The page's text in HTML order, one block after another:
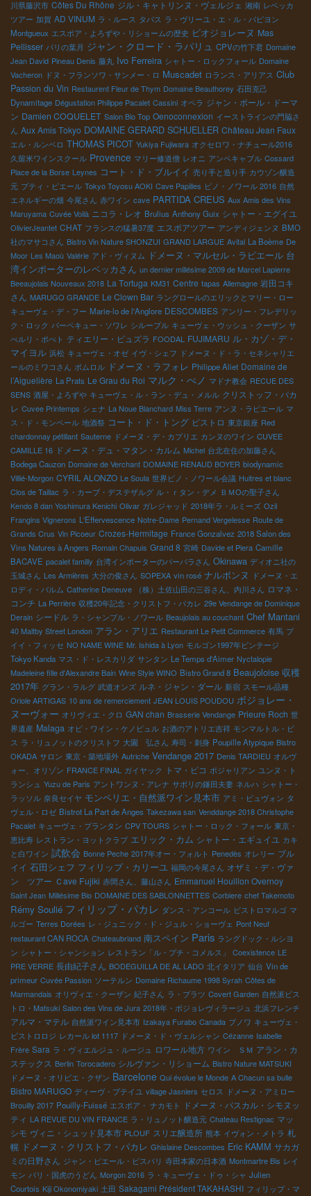
川県藤沢市 Côtes Du Rhône ジル・キャトリンヌ・ヴェルジェ 湘南 レベッカ
ツアー 加賀 AD VINUM ラ・ルース タパス ラ・ヴリーユ・エ・ル・パピヨン
Montgueux エスポア・よろずや・リショームの歴史 ビオジョレーヌ Mas
Pellisser パリの葉月 ジャン・クロード・ラパリュ CPVの竹下君 Domaine
Jean David Pineau Denis 藤丸 Ivo Ferreira シャトー・ロックフォール Domaine
Vacheron ドヌ・フランソワ・サンメー・ロ Muscadet ロランス・アリアス Club
Passion du Vin Restaurent Fleur de Thym Domaine Beauthorey 石田克己
Dynamitage Dégustation Philippe Pacalet Cassini オペラ ジャン・ポール・ドーマ
ン Damien COQUELET Salon Bio Top Oenoconnexion イーストラインの門脇さ
ん Aux Amis Tokyo DOMAINE GERARD SCHUELLER Château Jean Faux
エル・ルンベロ THOMAS PICOT Yukiya Fujiwara オクセロワ・ナチュール2016
久留米ワインスクール Provence マリー修道僧 レオニ アンペキャブル Cossard
Place de la Borse Leynes コート・ド・ブルイイ 売り手と造り手 カウゾン醸造
元 プティ・ピエール Tokyo Toyosu AOKI Cave Papilles ピノ・ノワール 2016 自然
エネルギーの畑 今尾さん 赤ワイン cave PARTIDA CREUS Aux Amis des Vins
Maruyama Cuvée Voilà ニコラ・レオ Brulius Anthony Guix シャトー・エグイユ
OlivierJeantet CHAT フランスの猛暑37度 エスポアツアー アンディジェンヌ BMO
社のマサコさん Bistro Vin Nature SHONZUI GRAND LARGUE Avital La Boème De
Moor Les Maoù Valérie アド・ヴィヌム ドメーヌ・マルセル・ラピエール 台
湾インポーターのレベッカさん un dernier millésime 2009 de Marcel Lapierre
Beeaujolais Nouveaux 2018 La Tortuga KM31 Centre tapas Allemagne 岩田コキ
さん MARUGO GRANDE Le Clown Bar ラングロールのエリックとマリー・ロー
キューヴェ・デ・フー Marie-lo de l'Anglore DESCOMBES アンリー・フレデリッ
ク・ロック バーベキュー・ソワレ シルーブル キューヴェ・ウッシュ・クーザン サ
ぺルリ・ポぺト ティエリー・ピュズラ FOODAL FUJIMARU ル・カゾ・デ・
マイヨル 浜松 キューヴェ・オゼ イヴ・シェフ ドメーヌ・ド・ラ・セネシャリエ
ールのミワコさん ポムロル ドメーヌ・ラフォレ Philippe Aliet Domaine de
l’Aiguelière La Prats Le Grau du Roi マルク・ぺノ マドナ教会 RECUE DES
SENS 酒屋・よろずや キューヴェ・ル・ラン・デュ・メルル クリストッフ・パカ
レ Cuvee Printemps シェナ La Noue Blanchard Miss Terre アンヌ・ラピエール マ
ス・ド・モンペール 地酒祭 コート・ド・トング ビストロ 東京銀座 Red
chardonnay pétillant Sauterne ドメーヌ・デ・カプリエ カンヌのワイン CUVEE
CAMILLE 16 ドメーヌ・デュ・マタン・カルム Michel 台北在住の加藤さん
Bodega Cauzon Domaine de Verchant DOMAINE RENAUD BOYER biodynamic
Villié-Morgon CYRIL ALONZO Le Soula 世界ピノ・ノワール会議 Huitres et blanc
Clos de Taillac ラ・カーブ・デステザルグ ル・ｒタン・デメ ＢＭОの聖子さん
Kendo 8 dan Yoshimura Kenichi Olivar ガレジャッド 2018年ラ・ルミーズ Ozil
Frangins Vignerons L'Effervescence Notre-Dame Pernand Vergelesse Route de
Grands Crus Vin Picoeur Crozes-Hermitage France Gonzalvez 2018 Salon des
Vins Natures à Angers Romain Chapuis Grand 8 宮崎 Davide et Piera Camille
BACAVE pacalet familly 台湾インポーターのバーバラさん Okinawa ディオニ社の
玉城さん Les Armières 大分の俊さん SOPEXA vin rosé ナルボンヌ
ドメーヌ・エ
ロディ・バルム Catherine Deneuve （株）土佐山田の三谷さん、内川さん ロマネ・
コンチ La Perrière 収穫20年記念・クリストフ・パカレ 29e Vendange de Dominique
Derain シードル ラ・シャンブル・ノワール Beaujolais au couchant Chef Mantani
40 Maltby Street London アラン・アリエ Restaurant Le Petit Commerce 有馬 プ
イイ・フィッセ NO NAME WINE Mr. Ishida à Lyon モルゴン1997年ビンテージ
Tokyo Kanda マス・ド・レスカリダ サンタン Le Temps d'Aimer Nyctalopie
Madeleine fille d'Alexandre Bain Wine Style WINO Bistro Grand 8 Beaujoloise 収穫
2017年 グラン・ラルグ 武道オンズ ルネ・ジャン・ダール 新宿 スモール品種
Oriole ARTIGAS 10 ans de remerciement JEAN LOUIS POUDOU ボジョレー・
ヌーヴォー オリヴィエ・クロ GAN chan Brasserie Vendange Prieure Roch 世
界遺産 Malaga オビ・ワイン・ケノビュル お酒のアトリエ吉祥 モンマルトル・ビ
ス ラ・リュノットのクリストフ 大園 弘さん 寿司・刺身 Poupille Atypique Bistro
OKADA サロン 東京・築地場外 Autriche Vendange 2017 Denis TARDIEU オルヴ
ォー、オリゾン FRANCE FINAL ガイヤック トマ・ピコ ボジャリアン ユンヌ・ト
ランシュ Yuzu de Paris アントワンヌ・アレナ サボリの鎌田夫妻 ネルハ シャトー・
ラッソル 奈良セイヤ モンペリエ・自然派ワイン見本市 アミ・ビュヴォン タ
ヴェル・ロゼ Bistrot La Part de Anges Takezawa san Venddange 2018 Christophe
Pacalet キューヴェ・プランタン CPV TOURS シャトー・ロック・フォール 東京・
恵比寿 レストラン・ヨットクラブ エリック・カム シャトー・エギュイユ カキ
と白ワイン 試飲会 Bonne Peche 2017年オー・フォルト Penedès オレリー ブル
イイ 石田シェフ フィリップ・カリーユ 福岡の今尾さん オザミ・デ・ヴァ
ン ツアー Ｃave Fujiki 赤間さん、藤山さん Emmanuel Houillon Overnoy
Saint Jean Millésime Bio DOMAINE DES SABLONNETTES Corbiere chef Takemoto
Rémy Soulié フィリップ・パカレ ダンス・アンコール ビストロマルゴ マ
ルゴー Terres Dorées レ・ジュニック・ド・ジュル・ショーヴェ Pont Neuf
restaurant CAN ROCA Chateaubriand 南スペイン Paris ラングドック・ルシヨ
ン シャトー・シャンション レストラン「ル・プチ・コメルス」 Coexistence LE
PRE VERRE 長由紀子さん BODEGUILLA DE AL LADO 北イタリア 仙台 Vin de
primeur Cuvée Passion ソーテルン Domaine Richaume 1998 Syrah Côtes de
Marmandais オリヴィエ・クーザン 紀子さん ラ・プラツ Covert Garden 自然派ビス
トロ・Matsuki Salon des Vins de Jura 2018年・ボジョレヴィラージュ 北浜フレンチ
アルマ・マテル 自然派ワイン見本市 Izakaya Furabo Canada ブノワ キューヴェ・
ビストロロジ レカール lot 1117 ドメーヌ・ド・ヴェルシャン Cézanne Isabelle
Frère Sara ラ・ヴィエルジュ・ルージュ ロワール地方 ワイン ＳＭ アラン・カ
ステックス Berlin Torocadero シルヴァン・リショーム Bistro Nature MATSUKI
ドメーヌ・オリビエ・クザン Barcelone Qui évolue le Monde A Chacun sa bulle
Bistro MARUGO ディーヴ・ブテイユ village Jasniers セロス
ドメーヌ・アミロー
Brouilly 2017 Pouilly-Fuissé エスポア・ ナカモト
ドメーヌ・パスカル・シモヌッ
ティ LA REVUE DU VIN FRANCE ラ・リュノット醸造元 Chateau Restignac マッ
シモ ヴィニ・シュッド見本市 PLOUF スリエ醸造所 熊本 イヴォン・メトラ 札
幌 ドメーヌ・クリストフ・パカレ Ghislaine Descombes Eric KAMM サカガ
ミの日野さん ジャン・ピエール・ビスパリ 寺田本家の日本酒 Montmartre Bis レイ
モン パリ・国虎のうどん Morgon 2016 ラ・キューヴェ・ドゥ・シャ Julien
Courtois Kiji Okonomiyaki 土田 Sakagami Président TAKAHASHI フィリップ・マ